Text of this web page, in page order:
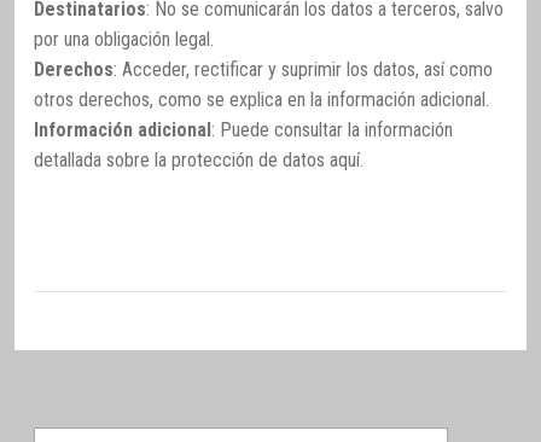
Destinatarios: No se comunicarán los datos a terceros, salvo
por una obligación legal.
Derechos: Acceder, rectificar y suprimir los datos, así como
otros derechos, como se explica en la información adicional.
Información adicional : Puede consultar la información
detallada sobre la protección de datos aquí.